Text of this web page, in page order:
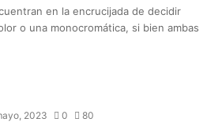
en la encrucijada de decidir
o una monocromática, si bien ambas
2023 0 80